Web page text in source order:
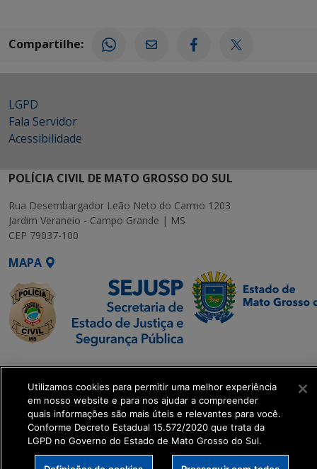
Compartilhe:
LGPD
Fala Servidor
Acessibilidade
POLÍCIA CIVIL DE MATO GROSSO DO SUL
Rua Desembargador Leão Neto do Carmo 1203
Jardim Veraneio - Campo Grande | MS
CEP 79037-100
MAPA
SETDIG | Secretaria-
Executiva de
Transformação Digital
get_footer();
Utilizamos cookies para permitir uma melhor experiência
em nosso website e para nos ajudar a compreender
quais informações são mais úteis e relevantes para você.
Conforme Decreto Estadual 15.572/2020 que trata da
LGPD no Governo do Estado de Mato Grosso do Sul.